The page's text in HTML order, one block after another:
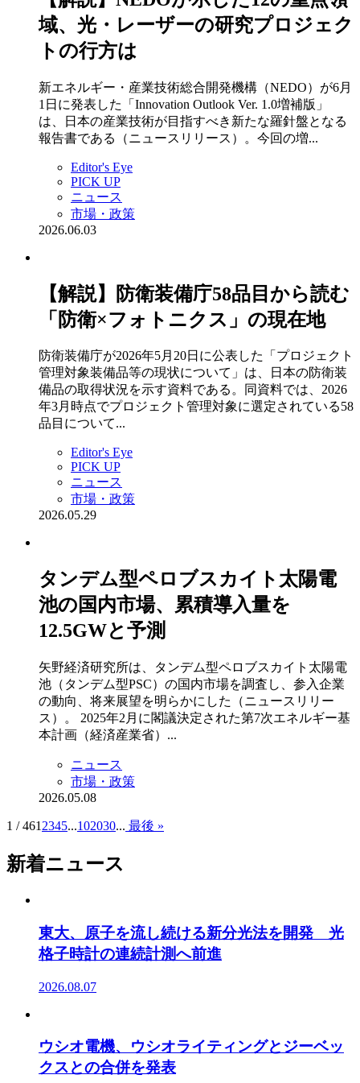
域、光・レーザーの研究プロジェク
トの行方は
新エネルギー・産業技術総合開発機構（NEDO）が6月
1日に発表した「Innovation Outlook Ver. 1.0増補版」
は、日本の産業技術が目指すべき新たな羅針盤となる
報告書である（ニュースリリース）。今回の増...
Editor's Eye
PICK UP
ニュース
市場・政策
2026.06.03
【解説】防衛装備庁58品目から読む
「防衛×フォトニクス」の現在地
防衛装備庁が2026年5月20日に公表した「プロジェクト
管理対象装備品等の現状について」は、日本の防衛装
備品の取得状況を示す資料である。同資料では、2026
年3月時点でプロジェクト管理対象に選定されている58
品目について...
Editor's Eye
PICK UP
ニュース
市場・政策
2026.05.29
タンデム型ペロブスカイト太陽電
池の国内市場、累積導入量を
12.5GWと予測
矢野経済研究所は、タンデム型ペロブスカイト太陽電
池（タンデム型PSC）の国内市場を調査し、参入企業
の動向、将来展望を明らかにした（ニュースリリー
ス）。 2025年2月に閣議決定された第7次エネルギー基
本計画（経済産業省）...
ニュース
市場・政策
2026.05.08
1 / 461 2345...102030... 最後 »
新着ニュース
東大、原子を流し続ける新分光法を開発 光
格子時計の連続計測へ前進
2026.08.07
ウシオ電機、ウシオライティングとジーベッ
クスとの合併を発表